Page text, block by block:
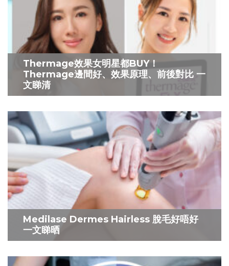
Thermage效果女明星都BUY！
Thermage邊間好、效果原理、前後對比 一
文睇清
Medilase Dermes Hairless 脫毛好唔好
一文睇晒